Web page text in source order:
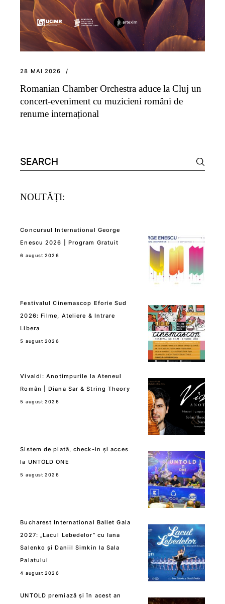
28 MAI 2026
Romanian Chamber Orchestra aduce la Cluj un
concert-eveniment cu muzicieni români de
renume internațional
Search
for:
NOUTĂȚI:
Concursul International George
Enescu 2026 | Program Gratuit
6 august 2026
Festivalul Cinemascop Eforie Sud
2026: Filme, Ateliere & Intrare
Libera
5 august 2026
Vivaldi: Anotimpurile la Ateneul
Român | Diana Sar & String Theory
5 august 2026
Sistem de plată, check-in și acces
la UNTOLD ONE
5 august 2026
Bucharest International Ballet Gala
2027: „Lacul Lebedelor” cu Iana
Salenko și Daniil Simkin la Sala
Palatului
4 august 2026
UNTOLD premiază și în acest an